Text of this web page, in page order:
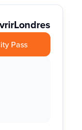
Londres
Pass